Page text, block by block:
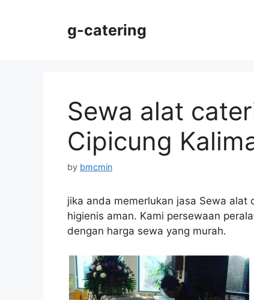
g-catering
Sewa alat
Cipicung
by bmcmin
jika anda memerlukan jasa Sewa alat
higienis aman. Kami persewaan
dengan harga sewa yang murah.